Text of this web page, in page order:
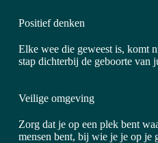
Positief denken
Elke wee die geweest is, komt
stap dichterbij de geboorte van
Veilige omgeving
Zorg dat je op een plek bent
mensen bent, bij wie je je op je